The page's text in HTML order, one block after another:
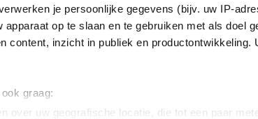
je persoonlijke gegevens (bijv. uw IP-
op te slaan en te gebruiken met als doel
content, inzicht in publiek en
graag:
over uw geografische locatie, die tot een paar